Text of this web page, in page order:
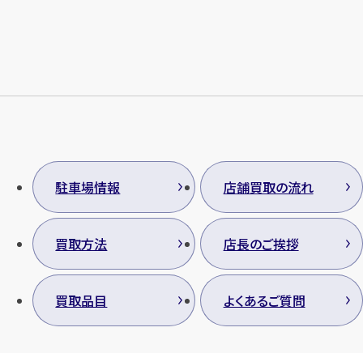
駐車場情報 店舗買取の流れ
買取方法 店長のご挨拶
買取品目 よくあるご質問